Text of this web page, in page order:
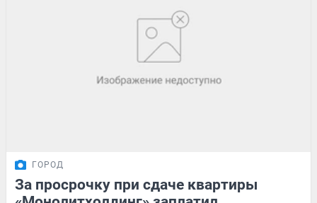
ГОРОД
За просрочку при сдаче квартиры